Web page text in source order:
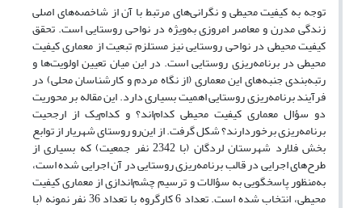
توجه به کیفیت محیطی و نگرانی‌های مرتبط با آن از شاخصه‌های اصلی
زندگی مدرن و معاصر امروزی به‌ویژه در نواحی روستایی است. تحقق
کیفیت محیطی در نواحی روستایی نیز مستلزم تبعیت از معماری کیفیت
محیطی در برنامه‌ریزی روستایی است. در این میان تعیین اولویت‌ها و
رتبه‌بندی جنبه‌های این معماری (از نگاه مردم و کارشناسان محلی) در
فرآیند برنامه‌ریزی روستایی اهمیت بسیاری دارد. این مقاله بر محوریت
دو سؤال معماری کیفیت محیطی کدام‌اند؟ و کدام‌یک از ارجحیت
برنامه‌ریزی برخوردارند؟ شکل گرفت. از این‌رو روستای شهریار از توابع
بخش فلارد شهرستان لردگان (با 2342 نفر جمعیت) که بسیاری از
طرح‌های اجرایی در قالب برنامه‌ریزی روستایی در آن اجرایی شده است،
به‌منظور پاسخگویی به سؤالات و ترسیم چشم‌اندازی از معماری کیفیت
محیطی، انتخاب شده است. تعداد 6 کارگروه با تعداد 36 نفر نمونه (با